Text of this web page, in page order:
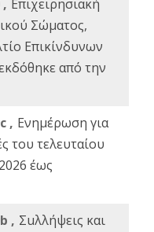
Επιχειρησιακή
Σώματος,
Επικίνδυνων
από την
, Ενημέρωση για
του τελευταίου
έως
, Σuλλήψεις και